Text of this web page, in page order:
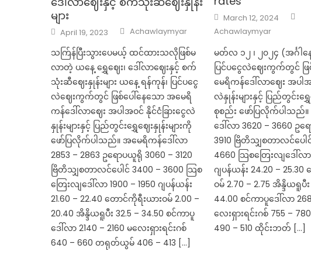
များ
Posted
on
April 19, 2023 Author
Achawlaymyar
သက်ြန်ပြီးသွားပေမယ့် ထင်ထားသလိုဖြစ်မ
လာတဲ့ ယနေ့ ရွှေဈေး၊ ဒေါ်လာဈေးနှင့် စက်
သုံးဆီဈေးနှုန်းများ ယနေ့ ရန်ကုန်၊ ပြင်ပငွေ
လဲဈေးကွက်တွင် ဖြစ်ပေါ်နေသော အမေရိ
ကန်ဒေါ်လာဈေး အပါအဝင် နိုင်ငံခြားငွေလဲ
နှုန်းများနှင့် ပြည်တွင်းရွှေဈေးနှုန်းများကို
ဖော်ပြလိုက်ပါသည်။ အမေရိကန်ဒေါ်လာ
2853 – 2863 ဥရောပယူရို 3060 – 3120
ဗြိတိသျှစတာလင်ပေါင် 3400 – 3600 သြစ
တြေးလျဒေါ်လာ 1900 – 1950 ဂျပန်ယန်း
21.60 – 22.40 တောင်ကိုရီးယားဝမ် 2.00 –
20.40 အိန္ဒိယရူပီး 32.5 – 34.50 စင်ကာပူ
ဒေါ်လာ 2140 – 2160 မလေးရှားရင်းဂစ်
640 – 660 တရုတ်ယွမ် 406 – 413 […]
Posted
on
March 12, 2024
Achawlaymyar
မတ်လ ၁၂ ၊ ၂၀၂၄ (အင်္ဂါန
ပြင်ပငွေလဲဈေးကွက်တွင် ဖ
မေရိကန်ဒေါ်လာဈေး အပါအ
လဲနှုန်းများနှင့် ပြည်တွင်းရွှေ
စုစည်း ဖော်ပြလိုက်ပါသည်
ဒေါ်လာ 3620 – 3660 ဥရ
3910 ဗြိတိသျှစတာလင်ပေါ
4660 သြစတြေးလျဒေါ်လ
ဂျပန်ယန်း 24.20 –
ဝမ် 2.70 – 2.75 အိန္ဒိယရူပီ
44.00 စင်ကာပူဒေါ်လာ
လေးရှားရင်းဂစ် 755 –
490 – 510 ထိုင်းဘတ် […]